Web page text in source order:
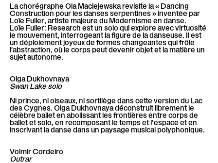
La chorégraphe Ola Maciejewska revisite la « Dancing
Construction pour les danses serpentines » inventée par
Loïe Fuller, artiste majeure du Modernisme en danse.
Loïe Fuller: Research est un solo qui explore avec virtuosité
le mouvement, interrogeant la figure de la danseuse. Il est
un déploiement joyeux de formes changeantes qui frôle
l'abstraction, où le corps peut devenir objet et la matière un
sujet autonome.
Olga Dukhovnaya
Swan Lake solo
Ni prince, ni oiseaux, ni sortilège dans cette version du Lac
des Cygnes. Olga Dukhovnaya déconstruit librement le
célèbre ballet en abolissant les frontières entre corps de
ballet et solo, en recomposant le temps et l’espace et en
inscrivant la danse dans un paysage musical polyphonique.
Volmir Cordeiro
Outrar